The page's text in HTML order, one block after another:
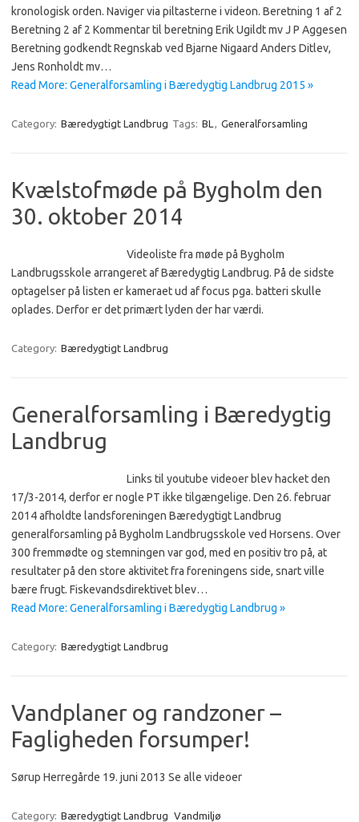
kronologisk orden. Naviger via piltasterne i videon. Beretning 1 af 2
Beretning 2 af 2 Kommentar til beretning Erik Ugildt mv J P Aggesen
Beretning godkendt Regnskab ved Bjarne Nigaard Anders Ditlev,
Jens Ronholdt mv…
Read More: Generalforsamling i Bæredygtig Landbrug 2015 »
Category: Bæredygtigt Landbrug Tags: BL , Generalforsamling
Kvælstofmøde på Bygholm den
30. oktober 2014
Videoliste fra møde på Bygholm
Landbrugsskole arrangeret af Bæredygtig Landbrug. På de sidste
optagelser på listen er kameraet ud af focus pga. batteri skulle
oplades. Derfor er det primært lyden der har værdi.
Category: Bæredygtigt Landbrug
Generalforsamling i Bæredygtig
Landbrug
Links til youtube videoer blev hacket den
17/3-2014, derfor er nogle PT ikke tilgængelige. Den 26. februar
2014 afholdte landsforeningen Bæredygtigt Landbrug
generalforsamling på Bygholm Landbrugsskole ved Horsens. Over
300 fremmødte og stemningen var god, med en positiv tro på, at
resultater på den store aktivitet fra foreningens side, snart ville
bære frugt. Fiskevandsdirektivet blev…
Read More: Generalforsamling i Bæredygtig Landbrug »
Category: Bæredygtigt Landbrug
Vandplaner og randzoner –
Fagligheden forsumper!
Sørup Herregårde 19. juni 2013 Se alle videoer
Category: Bæredygtigt Landbrug Vandmiljø